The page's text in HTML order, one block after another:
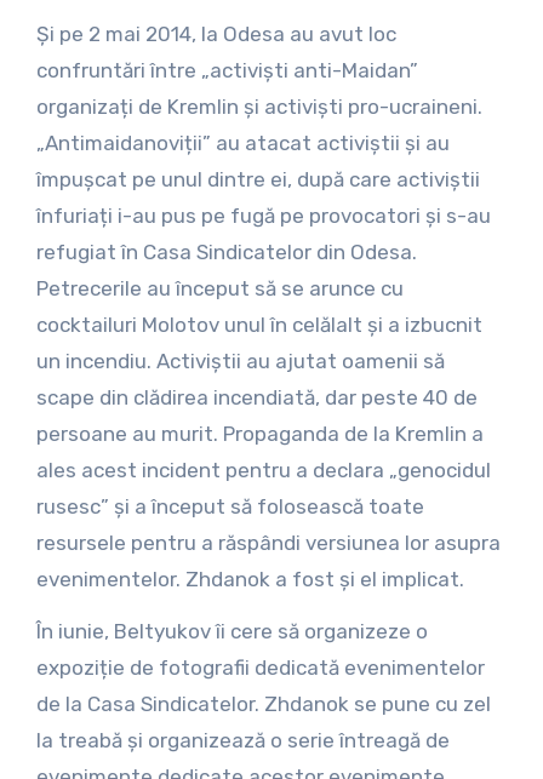
Și pe 2 mai 2014, la Odesa au avut loc
confruntări între „activiști anti-Maidan”
organizați de Kremlin și activiști pro-ucraineni.
„Antimaidanoviții” au atacat activiștii și au
împușcat pe unul dintre ei, după care activiștii
înfuriați i-au pus pe fugă pe provocatori și s-au
refugiat în Casa Sindicatelor din Odesa.
Petrecerile au început să se arunce cu
cocktailuri Molotov unul în celălalt și a izbucnit
un incendiu. Activiștii au ajutat oamenii să
scape din clădirea incendiată, dar peste 40 de
persoane au murit. Propaganda de la Kremlin a
ales acest incident pentru a declara „genocidul
rusesc” și a început să folosească toate
resursele pentru a răspândi versiunea lor asupra
evenimentelor. Zhdanok a fost și el implicat.
În iunie, Beltyukov îi cere să organizeze o
expoziție de fotografii dedicată evenimentelor
de la Casa Sindicatelor. Zhdanok se pune cu zel
la treabă și organizează o serie întreagă de